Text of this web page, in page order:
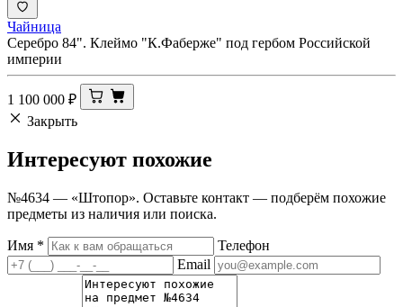
Чайница
Серебро 84". Клеймо "К.Фаберже" под гербом Российской
империи
1 100 000 ₽
Закрыть
Интересуют похожие
№4634 — «Штопор». Оставьте контакт — подберём похожие
предметы из наличия или поиска.
Имя *
Телефон
Email